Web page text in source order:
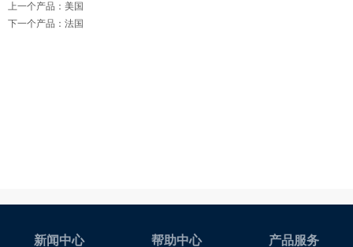
上一个产品： 美国
下一个产品： 法国
新闻中心 帮助中心 产品服务